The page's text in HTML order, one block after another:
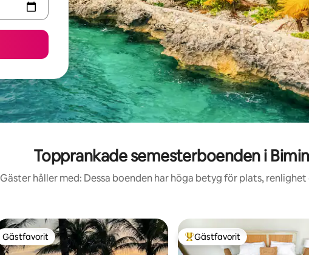
Topprankade semesterboenden i
Gäster håller med: Dessa boenden har höga betyg för plats, renlighet
Gästfavorit
Gästfavorit Populär gästfavorit
Gästfavorit